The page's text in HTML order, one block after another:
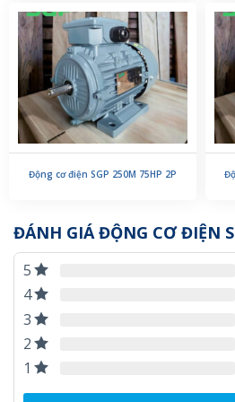
Động cơ điện SGP 250M 75HP 2P
ĐÁNH GIÁ ĐỘNG CƠ ĐIỆN
5
4
3
2
1